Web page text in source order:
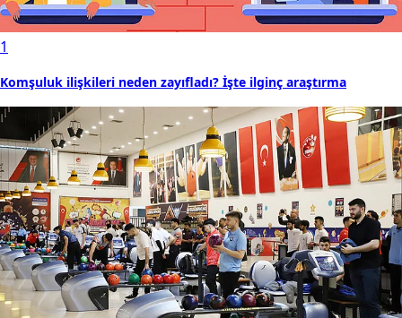
1
Komşuluk ilişkileri neden zayıfladı? İşte ilginç araştırma